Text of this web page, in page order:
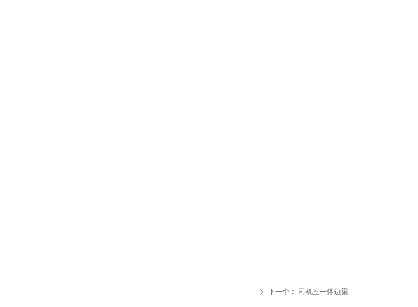
ꄲ 下一个： 司机室一体边梁